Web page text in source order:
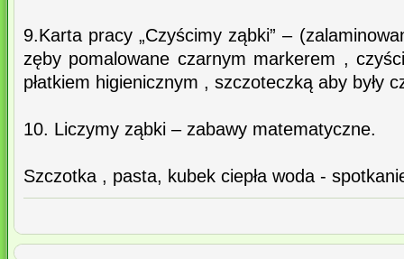
9.Karta pracy „Czyścimy ząbki” –
zęby pomalowane czarnym markerem ,
płatkiem higienicznym , szczoteczką aby były
10. Liczymy ząbki – zabawy matematyczne.
Szczotka , pasta, kubek ciepła woda -